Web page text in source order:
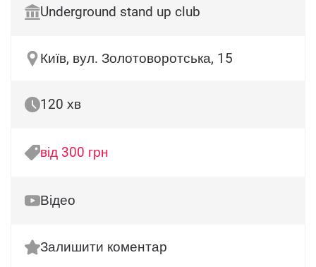
Underground stand up club
Київ, вул. Золотоворотська, 15
120 хв
від 300 грн
Відео
Залишити коментар